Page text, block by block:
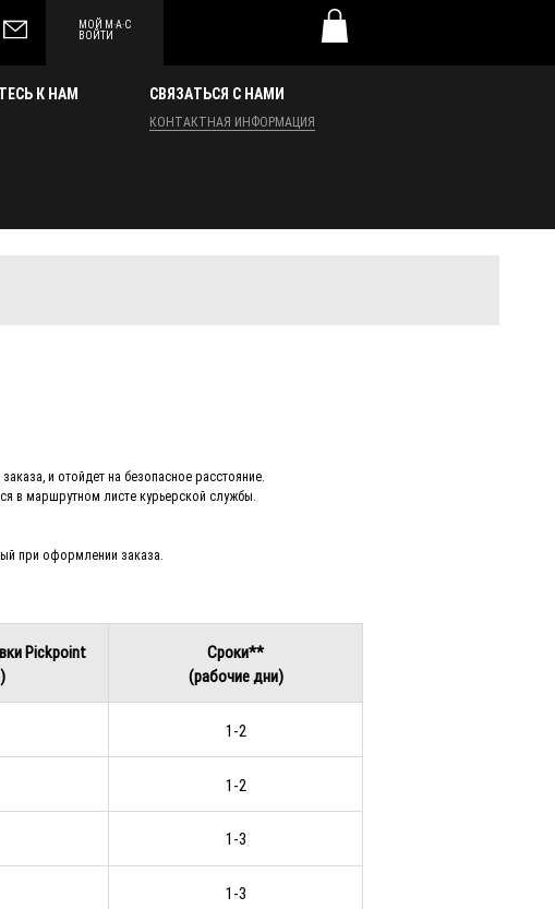
МОЙ M·A·C
ВОЙТИ
К НАМ СВЯЗАТЬСЯ С НАМИ
КОНТАКТНАЯ ИНФОРМАЦИЯ
и отойдет на безопасное расстояние.
в маршрутном листе курьерской службы.
при оформлении заказа.
Pickpoint
Сроки**
(рабочие дни)
1-2
1-2
1-3
1-3